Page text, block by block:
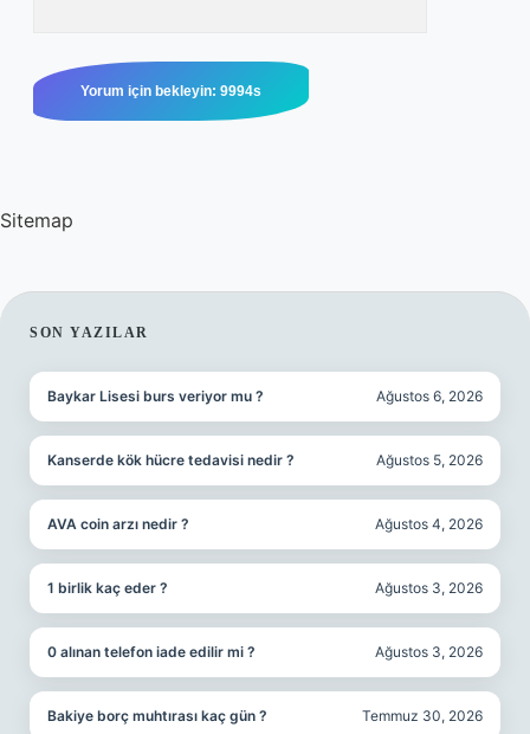
Sitemap
SIDEBAR
SON YAZILAR
Baykar Lisesi burs veriyor mu ? Ağustos 6, 2026
Kanserde kök hücre tedavisi nedir ? Ağustos 5, 2026
AVA coin arzı nedir ? Ağustos 4, 2026
1 birlik kaç eder ? Ağustos 3, 2026
0 alınan telefon iade edilir mi ? Ağustos 3, 2026
Bakiye borç muhtırası kaç gün ? Temmuz 30, 2026